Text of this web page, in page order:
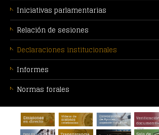
Iniciativas parlamentarias
Relación de sesiones
Declaraciones institucionales
Informes
Normas forales
PÁGINA:
CSV